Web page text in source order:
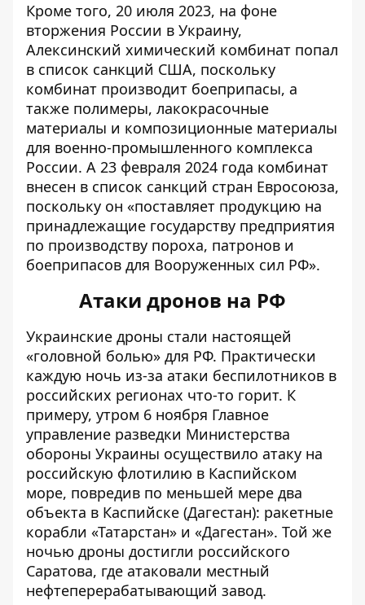
Кроме того, 20 июля 2023, на фоне
вторжения России в Украину,
Алексинский химический комбинат попал
в список санкций США, поскольку
комбинат производит боеприпасы, а
также полимеры, лакокрасочные
материалы и композиционные материалы
для военно-промышленного комплекса
России. А 23 февраля 2024 года комбинат
внесен в список санкций стран Евросоюза,
поскольку он «поставляет продукцию на
принадлежащие государству предприятия
по производству пороха, патронов и
боеприпасов для Вооруженных сил РФ».
Атаки дронов на РФ
Украинские дроны стали настоящей
«головной болью» для РФ. Практически
каждую ночь из-за атаки беспилотников в
российских регионах что-то горит. К
примеру, утром 6 ноября Главное
управление разведки Министерства
обороны Украины осуществило атаку на
российскую флотилию в Каспийском
море, повредив по меньшей мере два
объекта в Каспийске (Дагестан): ракетные
корабли «Татарстан» и «Дагестан». Той же
ночью дроны достигли российского
Саратова, где атаковали местный
нефтеперерабатывающий завод.